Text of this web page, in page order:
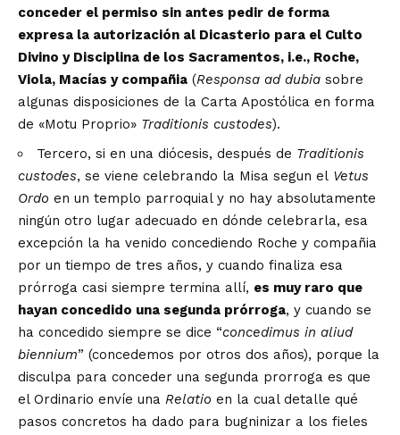
conceder el permiso sin antes pedir de forma
expresa la autorización al Dicasterio para el Culto
Divino y Disciplina de los Sacramentos, i.e., Roche,
Viola, Macías y compañia (Responsa ad dubia sobre
algunas disposiciones de la Carta Apostólica en forma
de «Motu Proprio» Traditionis custodes).
Tercero, si en una diócesis, después de Traditionis
custodes, se viene celebrando la Misa segun el Vetus
Ordo en un templo parroquial y no hay absolutamente
ningún otro lugar adecuado en dónde celebrarla, esa
excepción la ha venido concediendo Roche y compañia
por un tiempo de tres años, y cuando finaliza esa
prórroga casi siempre termina allí, es muy raro que
hayan concedido una segunda prórroga, y cuando se
ha concedido siempre se dice “concedimus in aliud
biennium” (concedemos por otros dos años), porque la
disculpa para conceder una segunda prorroga es que
el Ordinario envíe una Relatio en la cual detalle qué
pasos concretos ha dado para bugninizar a los fieles